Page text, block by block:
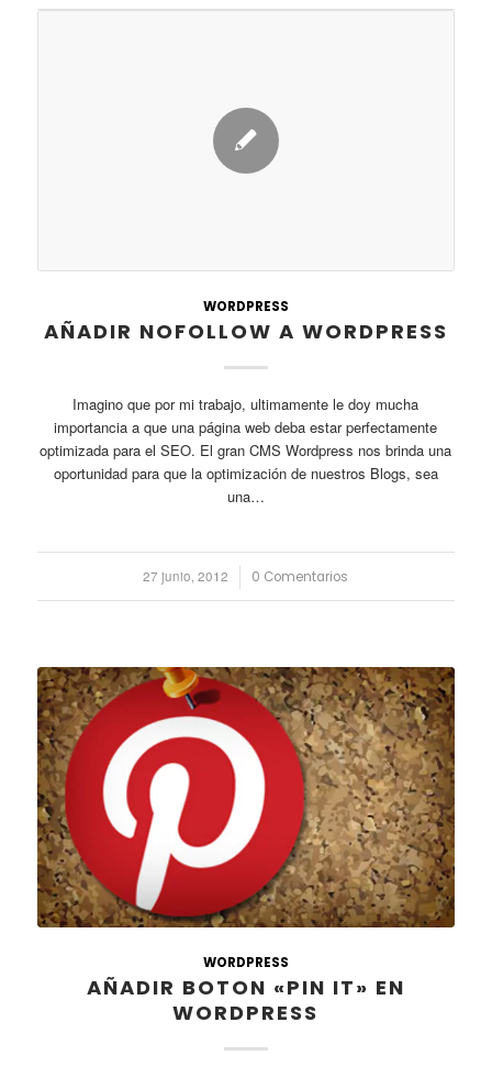
WORDPRESS
AÑADIR NOFOLLOW A WORDPRESS
Imagino que por mi trabajo, ultimamente le doy mucha
importancia a que una página web deba estar perfectamente
optimizada para el SEO. El gran CMS Wordpress nos brinda una
oportunidad para que la optimización de nuestros Blogs, sea
una…
27 junio, 2012
/ 0 Comentarios
WORDPRESS
AÑADIR BOTON «PIN IT» EN
WORDPRESS